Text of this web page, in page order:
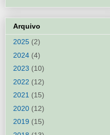
Arquivo
2025 (2)
2024 (4)
2023 (10)
2022 (12)
2021 (15)
2020 (12)
2019 (15)